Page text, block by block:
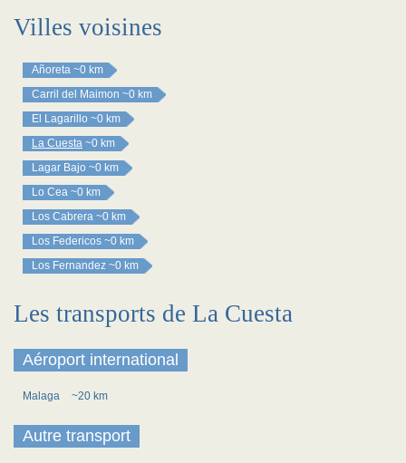
Villes voisines
Añoreta ~0 km
Carril del Maimon ~0 km
El Lagarillo ~0 km
La Cuesta ~0 km
Lagar Bajo ~0 km
Lo Cea ~0 km
Los Cabrera ~0 km
Los Federicos ~0 km
Los Fernandez ~0 km
Les transports de La Cuesta
Aéroport international
Malaga ~20 km
Autre transport